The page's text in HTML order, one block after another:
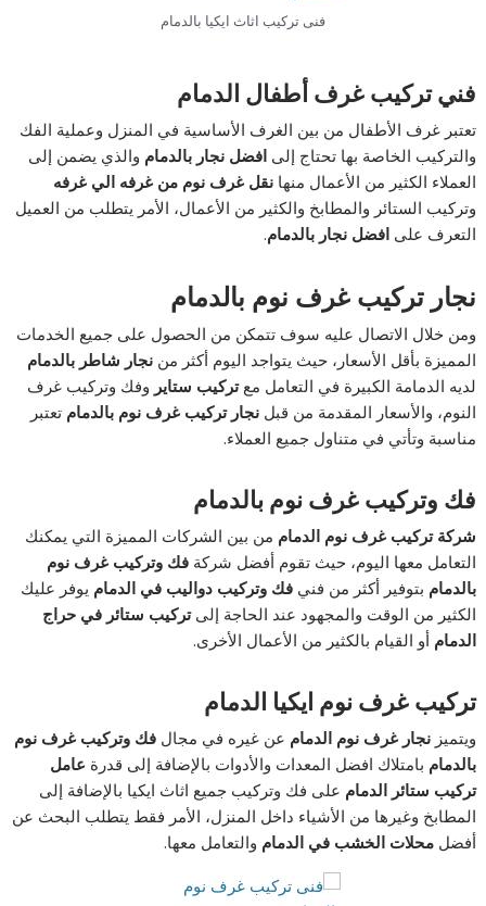
فنى تركيب اثاث ايكيا بالدمام
فني تركيب غرف أطفال الدمام
تعتبر غرف الأطفال من بين الغرف الأساسية في المنزل وعملية الفك
والتركيب الخاصة بها تحتاج إلىافضل نجار بالدمام والذي يضمن إلى
العملاء الكثير من الأعمال منهانقل غرف نوم من غرفه الي غرفه
وتركيب الستائر والمطابخ والكثير من الأعمال، الأمر يتطلب من العميل
التعرف علىافضل نجار بالدمام.
نجار تركيب غرف نوم بالدمام
ومن خلال الاتصال عليه سوف تتمكن من الحصول على جميع الخدمات
المميزة بأقل الأسعار، حيث يتواجد اليوم أكثر مننجار شاطر بالدمام
لديه الدمامة الكبيرة في التعامل معتركيب ستاير وفك وتركيب غرف
النوم، والأسعار المقدمة من قبلنجار تركيب غرف نوم بالدمامتعتبر
مناسبة وتأتي في متناول جميع العملاء.
فك وتركيب غرف نوم بالدمام
شركة تركيب غرف نوم الدمام من بين الشركات المميزة التي يمكنك
التعامل معها اليوم، حيث تقوم أفضل شركةفك وتركيب غرف نوم
بالدمام بتوفير أكثر من فنيفك وتركيب دواليب في الدمام يوفر عليك
الكثير من الوقت والمجهود عند الحاجة إلىتركيب ستائر في حراج
الدمام أو القيام بالكثير من الأعمال الأخرى.
تركيب غرف نوم ايكيا الدمام
ويتميزنجار غرف نوم الدمام عن غيره في مجالفك وتركيب غرف نوم
بالدمام بامتلاك افضل المعدات والأدوات بالإضافة إلى قدرة عامل
تركيب ستائر الدمام على فك وتركيب جميع اثاث ايكيا بالإضافة إلى
المطابخ وغيرها من الأشياء داخل المنزل، الأمر فقط يتطلب البحث عن
أفضلمحلات الخشب في الدمام والتعامل معها.